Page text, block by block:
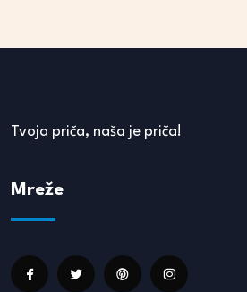
Tvoja priča, naša je priča!
Mreže